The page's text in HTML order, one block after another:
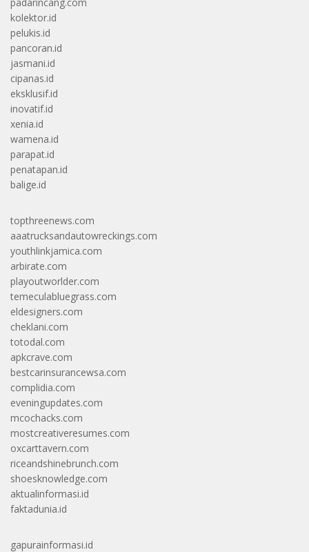
kolektor.id
pelukis.id
pancoran.id
jasmani.id
cipanas.id
eksklusif.id
inovatif.id
xenia.id
wamena.id
parapat.id
penatapan.id
balige.id
topthreenews.com
aaatrucksandautowreckings.com
youthlinkjamica.com
arbirate.com
playoutworlder.com
temeculabluegrass.com
eldesigners.com
cheklani.com
totodal.com
apkcrave.com
bestcarinsurancewsa.com
complidia.com
eveningupdates.com
mcochacks.com
mostcreativeresumes.com
oxcarttavern.com
riceandshinebrunch.com
shoesknowledge.com
aktualinformasi.id
faktadunia.id
gapurainformasi.id